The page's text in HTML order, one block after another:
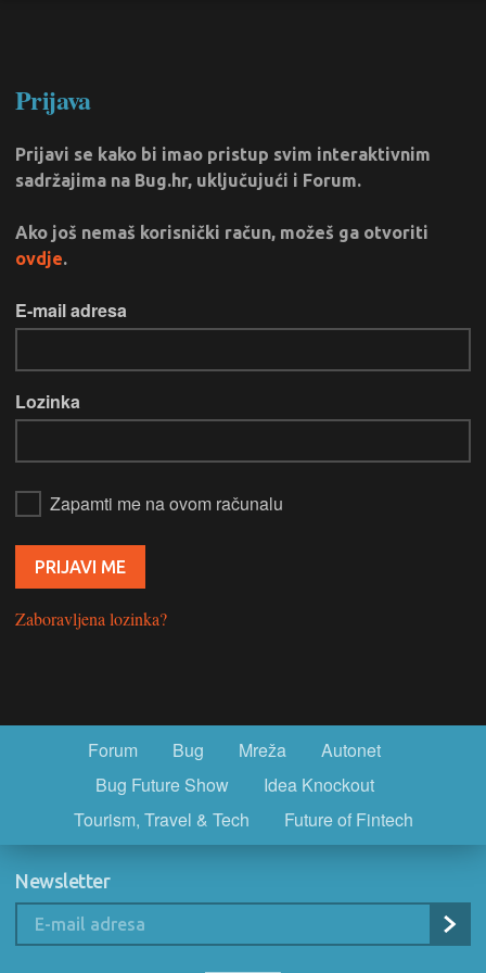
Prijava
Prijavi se kako bi imao pristup svim interaktivnim
sadržajima na Bug.hr, uključujući i Forum.
Ako još nemaš korisnički račun, možeš ga otvoriti
ovdje.
E-mail adresa
Lozinka
Zapamti me na ovom računalu
Zaboravljena lozinka?
Forum Bug Mreža
Autonet
Bug Future Show
Idea Knockout
Tourism, Travel & Tech
Future of Fintech
Newsletter